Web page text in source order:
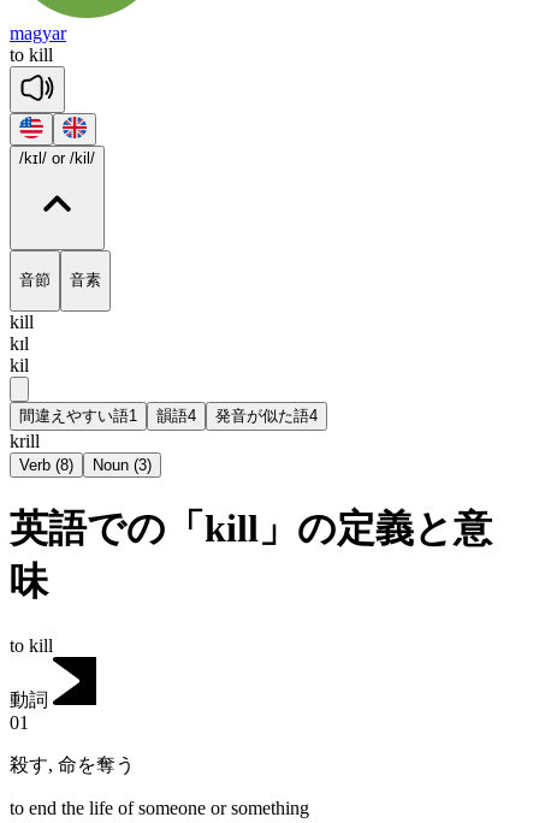
magyar
to kill
/kɪl/ or /kil/
音節 音素
kill
kɪl
kil
間違えやすい語1 韻語4 発音が似た語4
krill
Verb (8) Noun (3)
英語での「kill」の定義と意
味
to kill
動詞
01
殺す, 命を奪う
to end the life of someone or something